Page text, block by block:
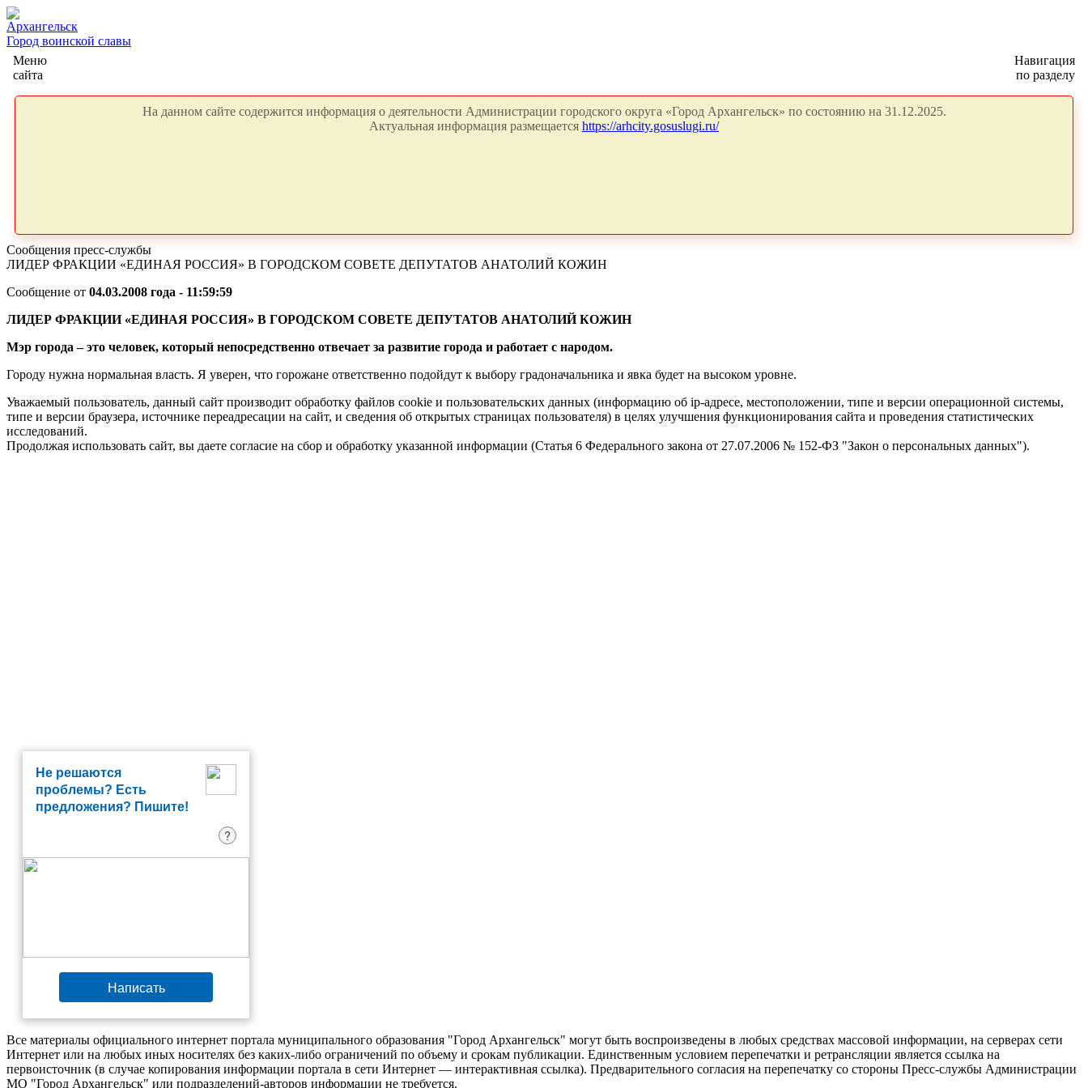
Архангельск
Город воинской славы
Меню
сайта
Навигация
по разделу
На данном сайте содержится информация о деятельности Администрации городского округа «Город Архангельск» по состоянию на 31.12.2025.
Актуальная информация размещается https://arhcity.gosuslugi.ru/
Сообщения пресс-службы
ЛИДЕР ФРАКЦИИ «ЕДИНАЯ РОССИЯ» В ГОРОДСКОМ СОВЕТЕ ДЕПУТАТОВ АНАТОЛИЙ КОЖИН
Сообщение от 04.03.2008 года - 11:59:59
ЛИДЕР ФРАКЦИИ «ЕДИНАЯ РОССИЯ» В ГОРОДСКОМ СОВЕТЕ ДЕПУТАТОВ АНАТОЛИЙ КОЖИН
Мэр города – это человек, который непосредственно отвечает за развитие города и работает с народом.
Городу нужна нормальная власть. Я уверен, что горожане ответственно подойдут к выбору градоначальника и явка будет на высоком уровне.
Уважаемый пользователь, данный сайт производит обработку файлов cookie и пользовательских данных (информацию об ip-адресе, местоположении, типе и версии операционной системы,
типе и версии браузера, источнике переадресации на сайт, и сведения об открытых страницах пользователя) в целях улучшения функционирования сайта и проведения статистических
исследований.
Продолжая использовать сайт, вы даете согласие на сбор и обработку указанной информации (Статья 6 Федерального закона от 27.07.2006 № 152-ФЗ "Закон о персональных данных").
Не решаются
проблемы? Есть
предложения? Пишите!
?
Написать
Все материалы официального интернет портала муниципального образования "Город Архангельск" могут быть воспроизведены в любых средствах массовой информации, на серверах сети
Интернет или на любых иных носителях без каких-либо ограничений по объему и срокам публикации. Единственным условием перепечатки и ретрансляции является ссылка на
первоисточник (в случае копирования информации портала в сети Интернет — интерактивная ссылка). Предварительного согласия на перепечатку со стороны Пресс-службы Администрации
МО "Город Архангельск" или подразделений-авторов информации не требуется.